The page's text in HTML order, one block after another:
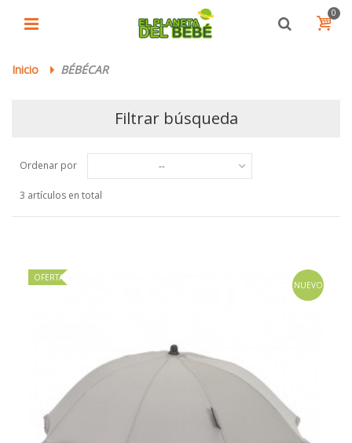
0
Inicio > BÉBÉCAR
Filtrar búsqueda
Ordenar por --
3 artículos en total
NUEVO
OFERTA